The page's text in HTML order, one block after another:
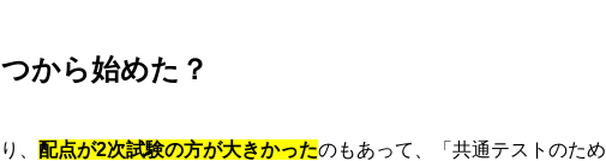
から始めた？
、 配点が2次試験の方が大きかったのもあって、「共通テストのため